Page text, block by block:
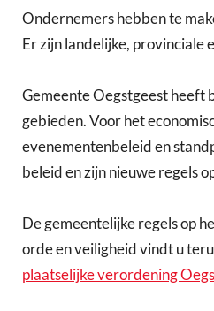
Ondernemers hebben te
Er zijn landelijke, provinciale
Gemeente Oegstgeest heeft
gebieden. Voor het
evenementenbeleid en
beleid en zijn nieuwe regels
De gemeentelijke regels op
orde en veiligheid vindt u
plaatselijke verordening